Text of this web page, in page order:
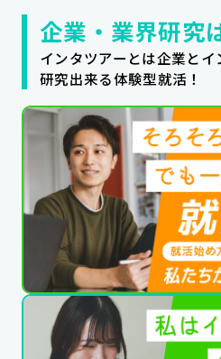
公式SNSはこち
企業・業界研究
インタツアーとは企業と
研究出来る体験型就活！